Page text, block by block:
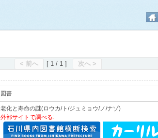
< 前へ [ 1 / 1 ] 次へ >
図書
老化と寿命の謎(ロウカ/ト/ジュミョウ/ノ/ナゾ)
外部サイトで調べる: